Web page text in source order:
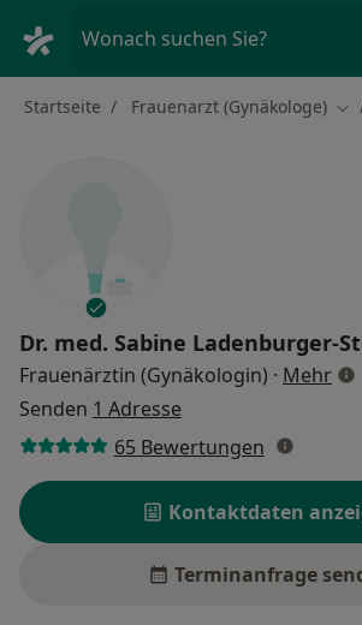
Wonach suchen Sie?
Startseite Frauenarzt (Gynäkologe)
Dr. med. Sabine Ladenburger-
Frauenärztin (Gynäkologin) · Mehr
Senden 1 Adresse
65 Bewertungen
Kontaktdaten
Terminanfrage